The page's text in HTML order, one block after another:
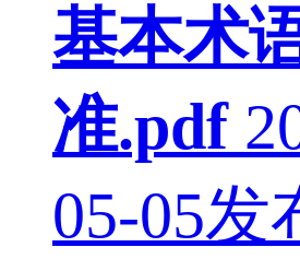
基本术
准.pdf
05-05发